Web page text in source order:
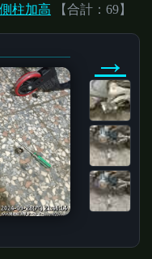
柱加高 【合計：69】
→